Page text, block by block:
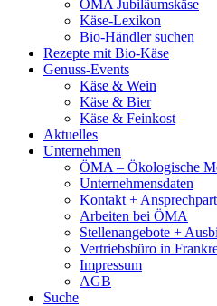
ÖMA Jubiläumskäse
Käse-Lexikon
Bio-Händler suchen
Rezepte mit Bio-Käse
Genuss-Events
Käse & Wein
Käse & Bier
Käse & Feinkost
Aktuelles
Unternehmen
ÖMA – Ökologische
Unternehmensdaten
Kontakt +
Arbeiten bei ÖMA
Stellenangebote +
Vertriebsbüro in
Impressum
AGB
Suche